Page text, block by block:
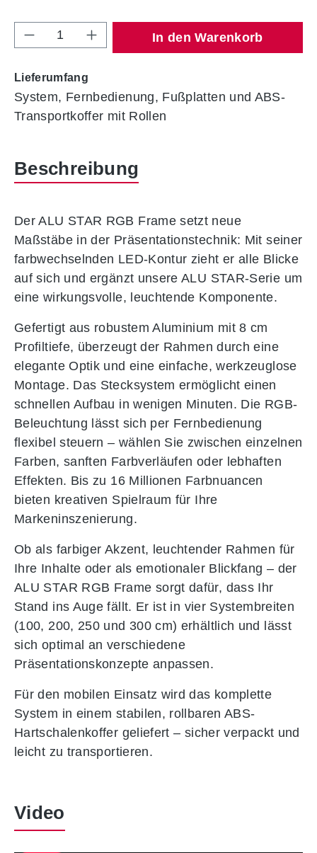
Produkt Anzahl: Gib den gewünschten
In den Warenkorb
Lieferumfang
System, Fernbedienung, Fußplatten und ABS-
Transportkoffer mit Rollen
Beschreibung
Der ALU STAR RGB Frame setzt neue
Maßstäbe in der Präsentationstechnik: Mit seiner
farbwechselnden LED-Kontur zieht er alle Blicke
auf sich und ergänzt unsere ALU STAR-Serie um
eine wirkungsvolle, leuchtende Komponente.
Gefertigt aus robustem Aluminium mit 8 cm
Profiltiefe, überzeugt der Rahmen durch eine
elegante Optik und eine einfache, werkzeuglose
Montage. Das Stecksystem ermöglicht einen
schnellen Aufbau in wenigen Minuten. Die RGB-
Beleuchtung lässt sich per Fernbedienung
flexibel steuern – wählen Sie zwischen einzelnen
Farben, sanften Farbverläufen oder lebhaften
Effekten. Bis zu 16 Millionen Farbnuancen
bieten kreativen Spielraum für Ihre
Markeninszenierung.
Ob als farbiger Akzent, leuchtender Rahmen für
Ihre Inhalte oder als emotionaler Blickfang – der
ALU STAR RGB Frame sorgt dafür, dass Ihr
Stand ins Auge fällt. Er ist in vier Systembreiten
(100, 200, 250 und 300 cm) erhältlich und lässt
sich optimal an verschiedene
Präsentationskonzepte anpassen.
Für den mobilen Einsatz wird das komplette
System in einem stabilen, rollbaren ABS-
Hartschalenkoffer geliefert – sicher verpackt und
leicht zu transportieren.
Video